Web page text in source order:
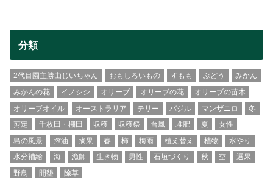
分類
2代目園主勝由じいちゃん おもしろいもの すもも ぶどう
みかん
みかんの花
イノシシ オリーブ オリーブの花
オリーブの苗木
オリーブオイル
オーストラリア テリー バジル マンザニロ
冬
剪定
千枚田・棚田 収穫 収穫祭 台風 堆肥 夏
女性
島の風景
搾油 摘果 春 柿 梅雨 植え替え 植物
水やり
水分補給
海 漁師 生き物 男性 石垣づくり 秋 空
選果
野鳥
開墾 除草